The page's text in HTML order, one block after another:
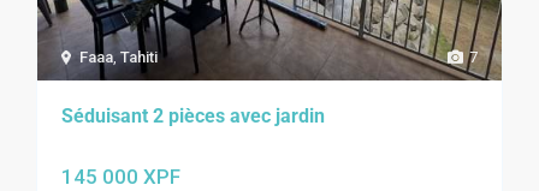
7
Faaa,Tahiti
Séduisant 2 pièces avec jardin
145 000 XPF